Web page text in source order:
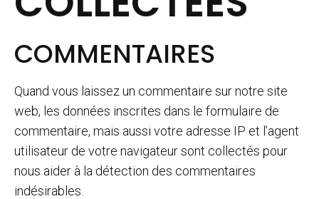
COMMENTAIRES
Quand vous laissez un commentaire sur notre site
web, les données inscrites dans le formulaire de
commentaire, mais aussi votre adresse IP et l’agent
utilisateur de votre navigateur sont collectés pour
nous aider à la détection des commentaires
indésirables.